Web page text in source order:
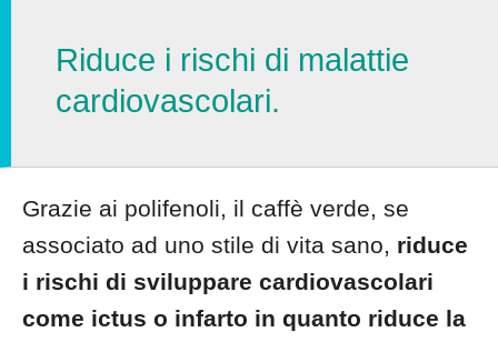
Riduce i rischi di malattie
cardiovascolari.
Grazie ai polifenoli, il caffè verde, se
associato ad uno stile di vita sano, riduce
i rischi di sviluppare cardiovascolari
come ictus o infarto in quanto riduce la